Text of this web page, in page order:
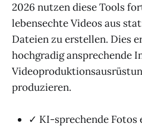
2026 nutzen diese Tools
lebensechte Videos aus
Dateien zu erstellen. Dies
hochgradig ansprechende
produzieren.
✓ KI-sprechende Fotos